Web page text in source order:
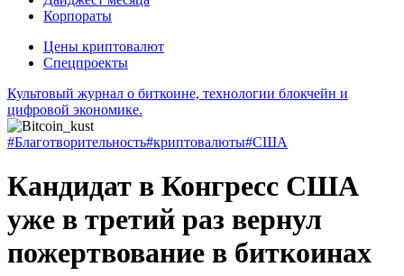
Корпораты
Цены криптовалют
Спецпроекты
Культовый журнал о биткоине, технологии блокчейн и
цифровой экономике.
#Благотворительность#криптовалюты#США
Кандидат в Конгресс США
уже в третий раз вернул
пожертвование в биткоинах